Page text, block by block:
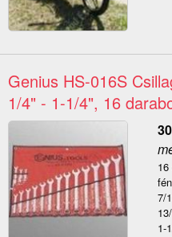
Genius HS-016S
1/4" - 1-1/4", 16
7/
1-